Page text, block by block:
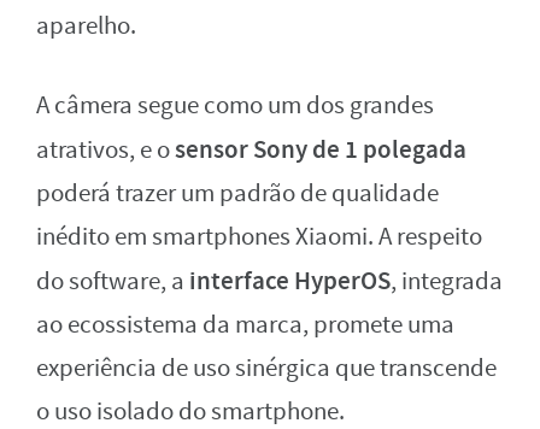
aparelho.
A câmera segue como um dos grandes
atrativos, e osensor Sony de 1 polegada
poderá trazer um padrão de qualidade
inédito em smartphones Xiaomi. A respeito
do software, a interface HyperOS, integrada
ao ecossistema da marca, promete uma
experiência de uso sinérgica que transcende
o uso isolado do smartphone.